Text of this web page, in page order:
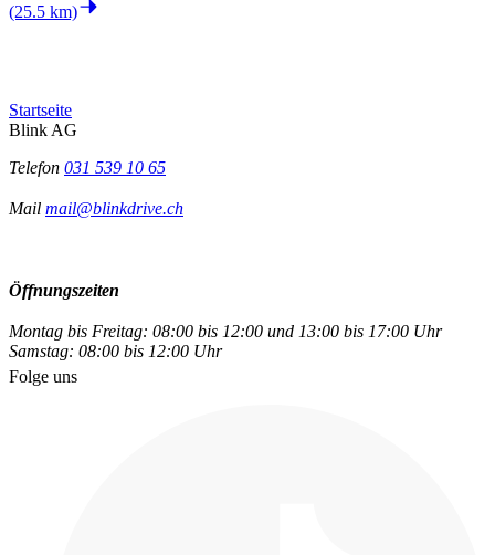
(25.5 km)
Startseite
Blink AG
Telefon 031 539 10 65
Mail mail@blinkdrive.ch
Öffnungszeiten
Montag bis Freitag: 08:00 bis 12:00 und 13:00 bis 17:00 Uhr
Samstag: 08:00 bis 12:00 Uhr
Folge uns